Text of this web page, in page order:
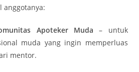
anggotanya:
Apoteker Muda – untuk
muda yang ingin memperluas
mentor.